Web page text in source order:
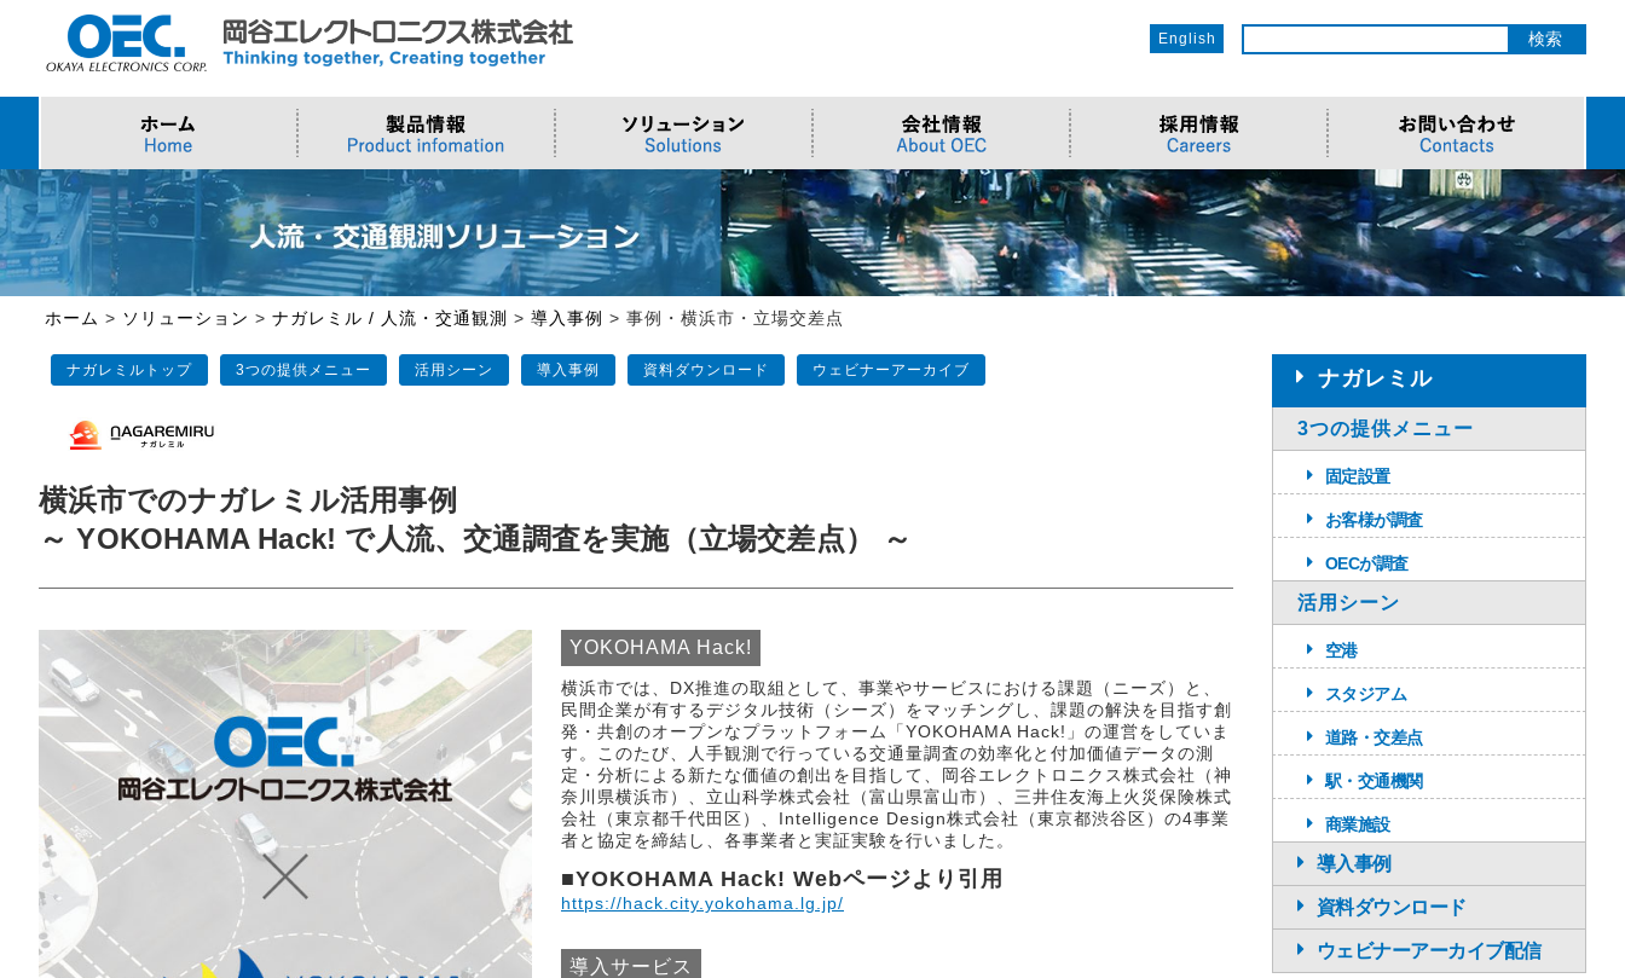
English
プロセッサ
>Intel (IoT/Embedded)
>Intel (PC)
ソフトウェア・クラウド
>Microsoft Azure
>Windows IoT
>Trellix
システム
>Embeddedシステム
>オンライン資格確認端末
>周辺デバイス
サーバー/ネットワーク
>Supermicro
>液体冷却ソリューション
電子部品/Automotive
>Components
>Semiconductor
>AI・IoTソリューション
>インテル IoTソリューション
>評価開発キット
スマートシティ・DX
>ナガレミル / 人流・交通観測
>OTセキュリティ
>Edgeシリーズ
>Elementシリーズ
>Stellarシリーズ
>ものづくりソリューション
>有償技術サービス
>小型PCソリューション
>車載ソリューション
>地デジテレビ
>海外電子部品選定
>会社概要 >トップメッセージ >沿革 >拠点一覧 CSR
>OECのCSR
>社会への取り組み
>製品・御見積お問い合わせ >その他・採用お問い合わせ >当社向けご提案フォーム
ホーム > ソリューション > ナガレミル / 人流・交通観測 > 導入事例 > 事例・横浜市・立場交差点
ナガレミルトップ 3つの提供メニュー 活用シーン 導入事例 資料ダウンロード ウェビナーアーカイブ
横浜市でのナガレミル活用事例
～ YOKOHAMA Hack! で人流、交通調査を実施（立場交差点） ～
YOKOHAMA Hack!
横浜市では、DX推進の取組として、事業やサービスにおける課題（ニーズ）と、
民間企業が有するデジタル技術（シーズ）をマッチングし、課題の解決を目指す創
発・共創のオープンなプラットフォーム「YOKOHAMA Hack!」の運営をしていま
す。このたび、人手観測で行っている交通量調査の効率化と付加価値データの測
定・分析による新たな価値の創出を目指して、岡谷エレクトロニクス株式会社（神
奈川県横浜市）、立山科学株式会社（富山県富山市）、三井住友海上火災保険株式
会社（東京都千代田区）、Intelligence Design株式会社（東京都渋谷区）の4事業
者と協定を締結し、各事業者と実証実験を行いました。
■YOKOHAMA Hack! Webページより引用
https://hack.city.yokohama.lg.jp/
導入サービス
ナガレミル
3つの提供メニュー
固定設置
お客様が調査
OECが調査
活用シーン
空港
スタジアム
道路・交差点
駅・交通機関
商業施設
導入事例
資料ダウンロード
ウェビナーアーカイブ配信